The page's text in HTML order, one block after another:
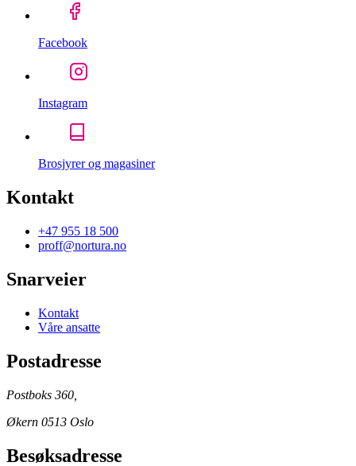
Facebook
Instagram
Brosjyrer og magasiner
Kontakt
+47 955 18 500
proff@nortura.no
Snarveier
Kontakt
Våre ansatte
Postadresse
Postboks 360,
Økern 0513 Oslo
Besøksadresse